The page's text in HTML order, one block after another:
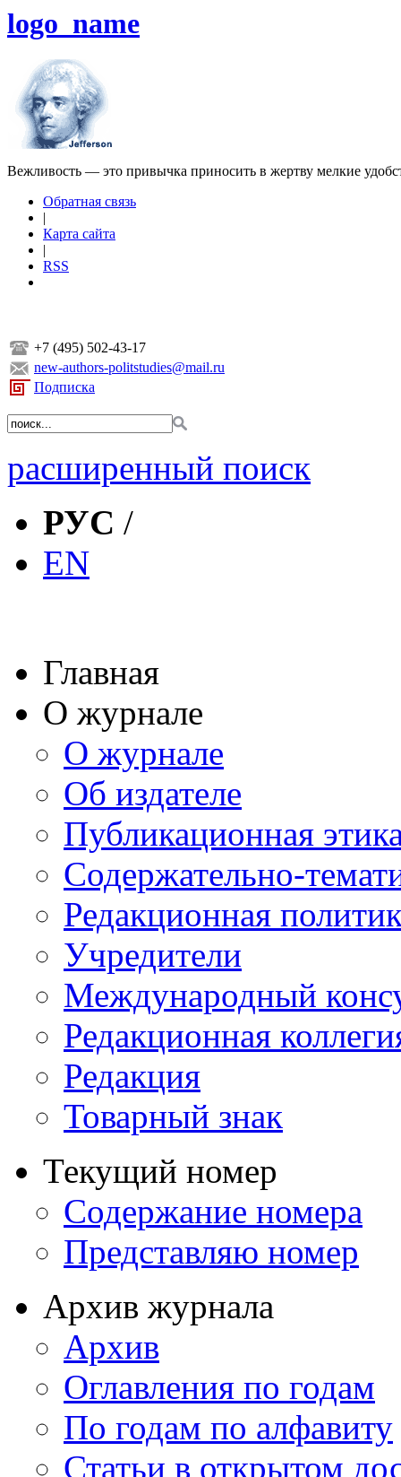
logo_name
Вежливость — это привычка приносить в жертву мелкие
Обратная связь
|
Карта сайта
|
RSS
+7 (495) 502-43-17
new-authors-politstudies@mail.ru
Подписка
расширенный поиск
РУС /
EN
Главная
О журнале
О журнале
Об издателе
Публикационная
Содержательно-
Редакционная
Учредители
Международный
Редакционная
Редакция
Товарный знак
Текущий номер
Содержание номера
Представляю номер
Архив журнала
Архив
Оглавления по годам
По годам по алфавиту
Статьи в открытом